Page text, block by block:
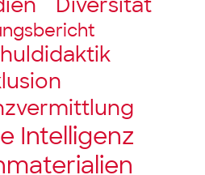
Intelligenz